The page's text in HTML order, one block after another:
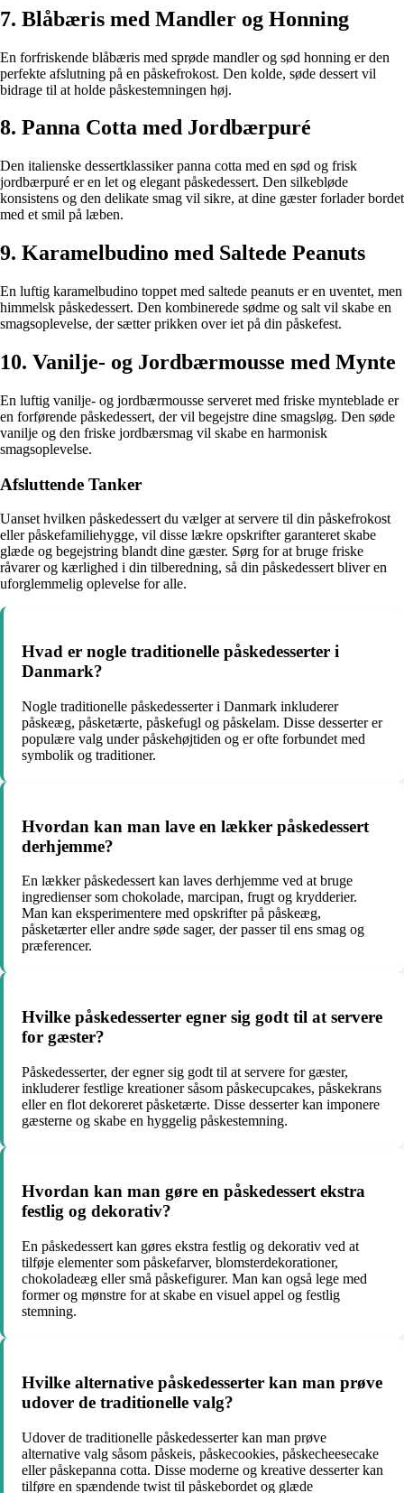
7. Blåbæris med Mandler og Honning
En forfriskende blåbæris med sprøde mandler og sød honning er den
perfekte afslutning på en påskefrokost. Den kolde, søde dessert vil
bidrage til at holde påskestemningen høj.
8. Panna Cotta med Jordbærpuré
Den italienske dessertklassiker panna cotta med en sød og frisk
jordbærpuré er en let og elegant påskedessert. Den silkebløde
konsistens og den delikate smag vil sikre, at dine gæster forlader bordet
med et smil på læben.
9. Karamelbudino med Saltede Peanuts
En luftig karamelbudino toppet med saltede peanuts er en uventet, men
himmelsk påskedessert. Den kombinerede sødme og salt vil skabe en
smagsoplevelse, der sætter prikken over iet på din påskefest.
10. Vanilje- og Jordbærmousse med Mynte
En luftig vanilje- og jordbærmousse serveret med friske mynteblade er
en forførende påskedessert, der vil begejstre dine smagsløg. Den søde
vanilje og den friske jordbærsmag vil skabe en harmonisk
smagsoplevelse.
Afsluttende Tanker
Uanset hvilken påskedessert du vælger at servere til din påskefrokost
eller påskefamiliehygge, vil disse lækre opskrifter garanteret skabe
glæde og begejstring blandt dine gæster. Sørg for at bruge friske
råvarer og kærlighed i din tilberedning, så din påskedessert bliver en
uforglemmelig oplevelse for alle.
Hvad er nogle traditionelle påskedesserter i
Danmark?
Nogle traditionelle påskedesserter i Danmark inkluderer
påskeæg, påsketærte, påskefugl og påskelam. Disse desserter er
populære valg under påskehøjtiden og er ofte forbundet med
symbolik og traditioner.
Hvordan kan man lave en lækker påskedessert
derhjemme?
En lækker påskedessert kan laves derhjemme ved at bruge
ingredienser som chokolade, marcipan, frugt og krydderier.
Man kan eksperimentere med opskrifter på påskeæg,
påsketærter eller andre søde sager, der passer til ens smag og
præferencer.
Hvilke påskedesserter egner sig godt til at servere
for gæster?
Påskedesserter, der egner sig godt til at servere for gæster,
inkluderer festlige kreationer såsom påskecupcakes, påskekrans
eller en flot dekoreret påsketærte. Disse desserter kan imponere
gæsterne og skabe en hyggelig påskestemning.
Hvordan kan man gøre en påskedessert ekstra
festlig og dekorativ?
En påskedessert kan gøres ekstra festlig og dekorativ ved at
tilføje elementer som påskefarver, blomsterdekorationer,
chokoladeæg eller små påskefigurer. Man kan også lege med
former og mønstre for at skabe en visuel appel og festlig
stemning.
Hvilke alternative påskedesserter kan man prøve
udover de traditionelle valg?
Udover de traditionelle påskedesserter kan man prøve
alternative valg såsom påskeis, påskecookies, påskecheesecake
eller påskepanna cotta. Disse moderne og kreative desserter kan
tilføre en spændende twist til påskebordet og glæde